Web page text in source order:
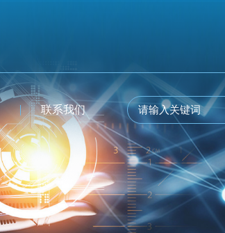
联系我们